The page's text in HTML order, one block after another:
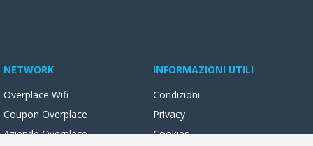
NETWORK
Overplace Wifi
Coupon Overplace
Aziende Overplace
INFORMAZIONI UTILI
Condizioni
Privacy
Cookies